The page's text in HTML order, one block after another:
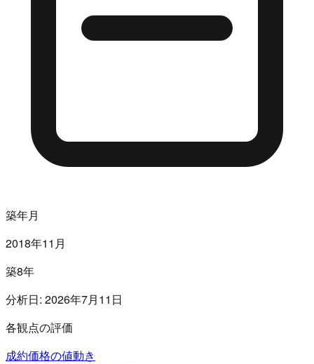
築年月
2018年11月
築8年
分析日: 2026年7月11日
各観点の評価
成約価格の値動き